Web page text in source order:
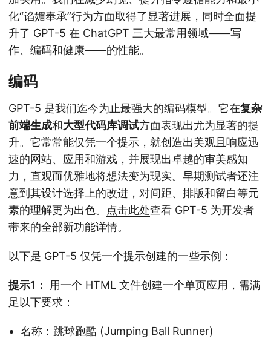
化“谄媚奉承”行为方面取得了显著进展，同时全面提
升了 GPT-5 在 ChatGPT 三大最常用领域——写
作、编码和健康——的性能。
编码
GPT-5 是我们迄今为止最强大的编码模型。它在复杂
前端生成和大型代码库调试方面表现出尤为显著的提
升。它常常能仅凭一个提示，就创造出美观且响应迅
速的网站、应用和游戏，并展现出卓越的审美感知
力，直观而优雅地将想法变为现实。早期测试者还注
意到其设计选择上的改进，对间距、排版和留白等元
素的理解更为出色。 点击此处查看 GPT-5 为开发者
带来的全部新功能详情。
以下是 GPT-5 仅凭一个提示创建的一些示例：
提示1：
用一个 HTML 文件创建一个单页应用，需满
足以下要求：
名称：跳球跑酷 (Jumping Ball Runner)